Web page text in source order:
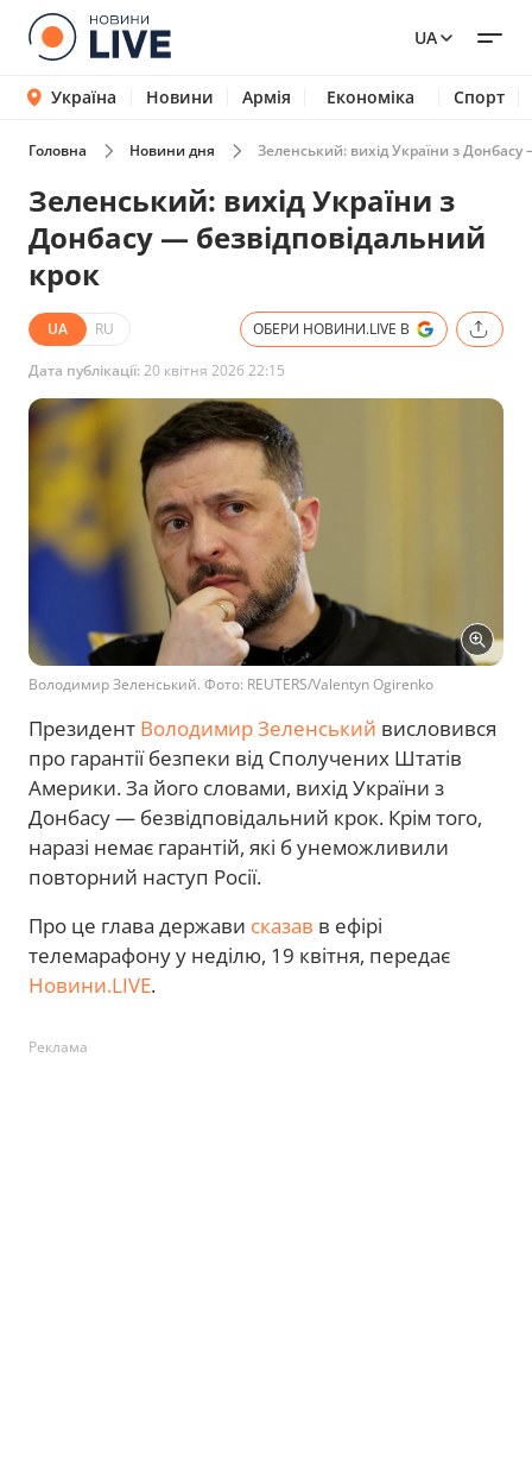
UA
Україна Новини Армія Економіка Спорт
Головна Новини дня Зеленський: вихід України з Донбасу
Зеленський: вихід України з
Донбасу — безвідповідальний
крок
UA RU ОБЕРИ НОВИНИ.LIVE В
Дата публікації:20 квітня 2026 22:15
Володимир Зеленський. Фото: REUTERS/Valentyn Ogirenko
Президент Володимир Зеленський висловився
про гарантії безпеки від Сполучених Штатів
Америки. За його словами, вихід України з
Донбасу — безвідповідальний крок. Крім того,
наразі немає гарантій, які б унеможливили
повторний наступ Росії.
Про це глава держави сказав в ефірі
телемарафону у неділю, 19 квітня, передає
Новини.LIVE.
Реклама